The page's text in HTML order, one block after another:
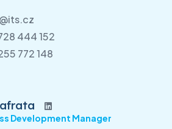
444 152
772 148
Development Manager